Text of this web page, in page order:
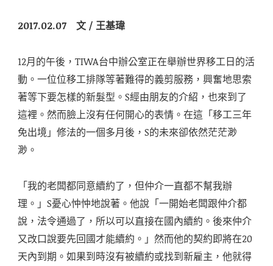
2017.02.07 文 / 王基瑋
12月的午後，TIWA台中辦公室正在舉辦世界移工日的活
動。一位位移工排隊等著難得的義剪服務，興奮地思索
著等下要怎樣的新髮型。S經由朋友的介紹，也來到了
這裡。然而臉上沒有任何開心的表情。在這「移工三年
免出境」修法的一個多月後，S的未來卻依然茫茫渺
渺。
「我的老闆都同意續約了，但仲介一直都不幫我辦
理。」S憂心忡忡地說著。他說「一開始老闆跟仲介都
說，法令通過了，所以可以直接在國內續約。後來仲介
又改口說要先回國才能續約。」然而他的契約即將在20
天內到期。如果到時沒有被續約或找到新雇主，他就得